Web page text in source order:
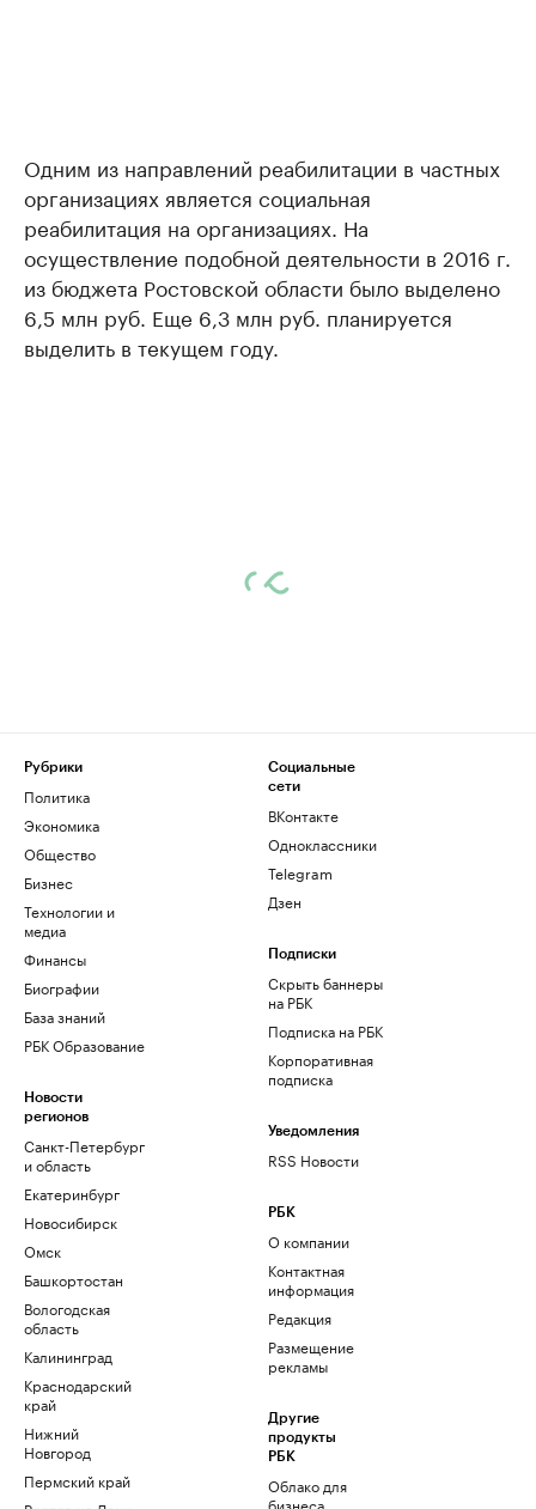
Одним из направлений реабилитации в частных
организациях является социальная
реабилитация на организациях. На
осуществление подобной деятельности в 2016 г.
из бюджета Ростовской области было выделено
6,5 млн руб. Еще 6,3 млн руб. планируется
выделить в текущем году.
Рубрики
Политика
Экономика
Общество
Бизнес
Технологии и
медиа
Финансы
Биографии
База знаний
РБК Образование
Новости
регионов
Санкт-Петербург
и область
Екатеринбург
Новосибирск
Омск
Башкортостан
Вологодская
область
Калининград
Краснодарский
край
Нижний
Новгород
Пермский край
Социальные
сети
ВКонтакте
Одноклассники
Telegram
Дзен
Подписки
Скрыть баннеры
на РБК
Подписка на РБК
Корпоративная
подписка
Уведомления
RSS Новости
РБК
О компании
Контактная
информация
Редакция
Размещение
рекламы
Другие
продукты
РБК
Облако для
бизнеса